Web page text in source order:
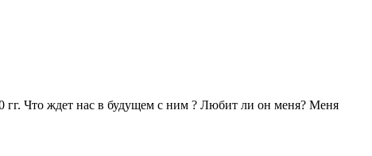
гг. Что ждет нас в будущем с ним ? Любит ли он меня? Меня